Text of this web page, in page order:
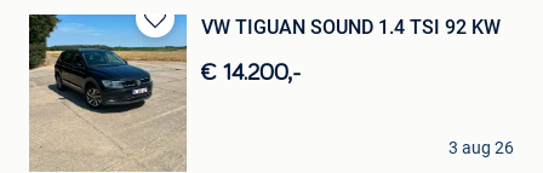
Bewaren
in
Mijn
Favorieten
VW TIGUAN SOUND 1.4 TSI 92 KW
€ 14.200,-
ruslan
Wetteren
3 aug 26